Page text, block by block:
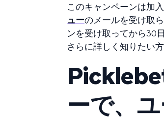
このキャンペーンは加
ューのメールを受け取
ンを受け取ってから30
さらに詳しく知りたい方
ーで、